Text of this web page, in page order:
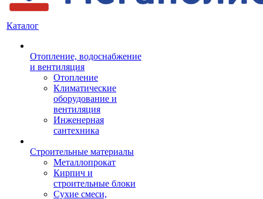
Каталог
Отопление, водоснабжение
и вентиляция
Отопление
Климатические
оборудование и
вентиляция
Инженерная
сантехника
Строительные материалы
Металлопрокат
Кирпич и
строительные блоки
Сухие смеси,